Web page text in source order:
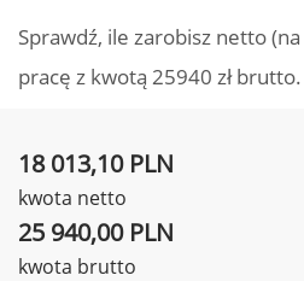
Sprawdź, ile zarobisz netto
pracę z kwotą 25940 zł brutto.
18 013,10 PLN
kwota netto
25 940,00 PLN
kwota brutto